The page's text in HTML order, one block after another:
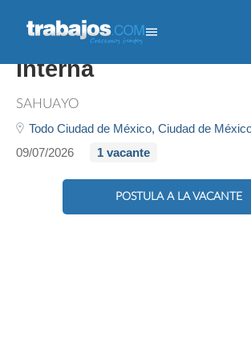
Analista De
Interna
SAHUAYO
Todo Ciudad de México, Ciudad de
09/07/2026
1 vacante
POSTULA A LA VACANTE